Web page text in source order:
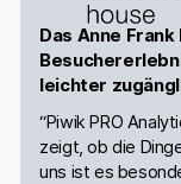
Das Anne
leichter
“Piwik PRO
zeigt, ob die
uns ist es